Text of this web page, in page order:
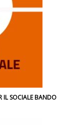
IL SOCIALE BANDO